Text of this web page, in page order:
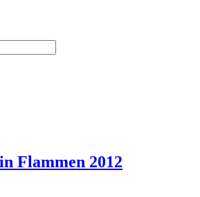
Flammen 2012